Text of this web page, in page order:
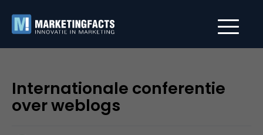
Internationale conferentie
over weblogs